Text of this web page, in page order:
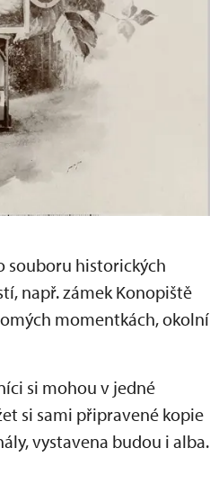
souboru historických
např. zámek Konopiště
momentkách, okolní
si mohou v jedné
si sami připravené kopie
vystavena budou i alba.